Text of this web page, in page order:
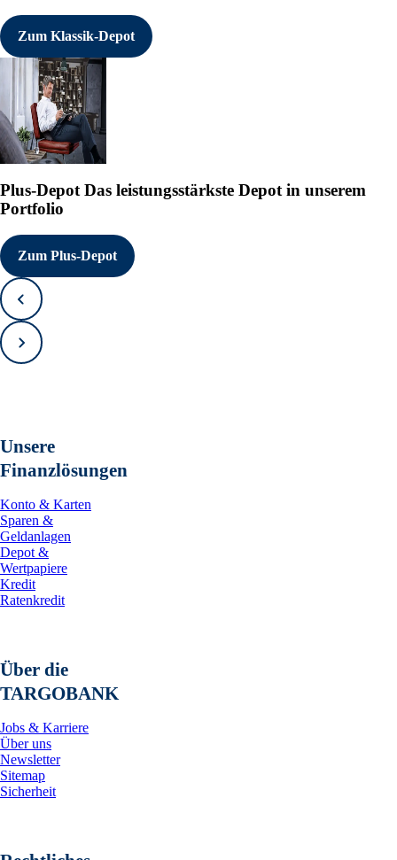
Zum Klassik-Depot
Plus-Depot Das leistungsstärkste Depot in unserem
Portfolio
Zum Plus-Depot
Zurück
Vorwärts
Unsere
Finanzlösungen
Konto & Karten
Sparen &
Geldanlagen
Depot &
Wertpapiere
Kredit
Ratenkredit
Über die
TARGOBANK
Jobs & Karriere
Über uns
Newsletter
Sitemap
Sicherheit